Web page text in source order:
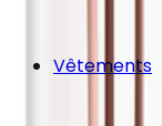
Vêtements